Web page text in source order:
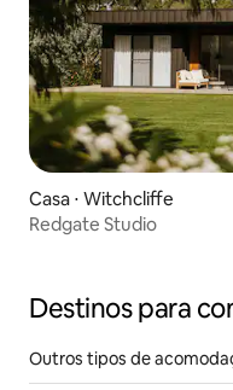
Casa ⋅ Witchcliffe
Redgate Studio
Destinos para
Outros tipos de